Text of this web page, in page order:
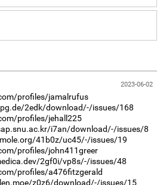
2023-06-02
profiles/jamalrufus
2edk/download/-/issues/168
profiles/jehall225
i7an/download/-/issues/8
41b0z/uc45/-/issues/19
profiles/john411greer
2gf0i/vp8s/-/issues/48
profiles/a476fitzgerald
z0z6/download/-/issues/15